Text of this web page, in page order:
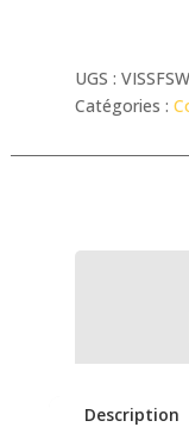
UGS :
Catégories :
Description